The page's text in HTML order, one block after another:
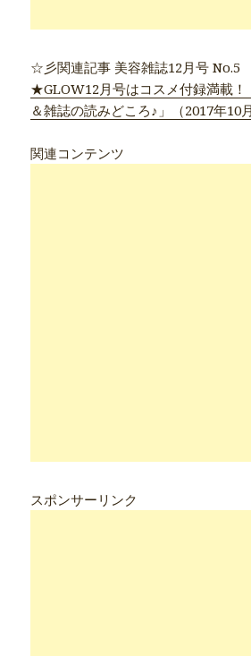
☆彡関連記事 美容雑誌12月号 No.5
★GLOW12月号はコスメ付録満載！
＆雑誌の読みどころ♪」（2017年10
関連コンテンツ
スポンサーリンク